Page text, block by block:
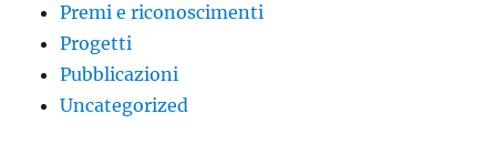
Premi e riconoscimenti
Progetti
Pubblicazioni
Uncategorized